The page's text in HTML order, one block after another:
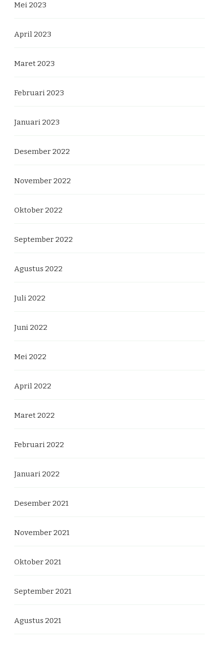
Mei 2023
April 2023
Maret 2023
Februari 2023
Januari 2023
Desember 2022
November 2022
Oktober 2022
September 2022
Agustus 2022
Juli 2022
Juni 2022
Mei 2022
April 2022
Maret 2022
Februari 2022
Januari 2022
Desember 2021
November 2021
Oktober 2021
September 2021
Agustus 2021